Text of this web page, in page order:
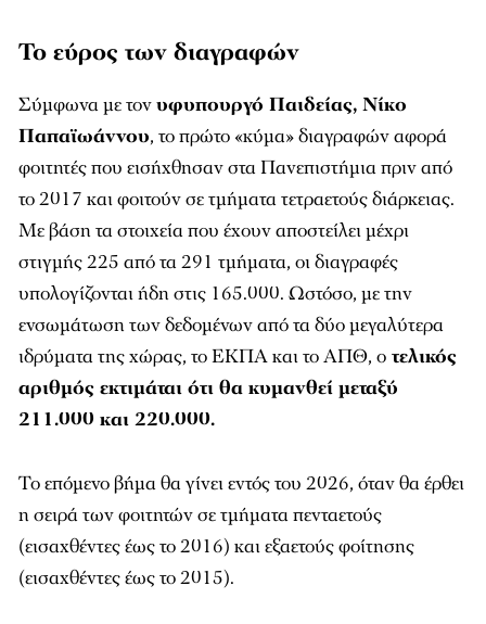
Το εύρος των διαγραφών
Σύμφωνα με τονυφυπουργό Παιδείας, Νίκο
Παπαϊωάννου, το πρώτο «κύμα» διαγραφών αφορά
φοιτητές που εισήχθησαν στα Πανεπιστήμια πριν από
το 2017 και φοιτούν σε τμήματα τετραετούς διάρκειας.
Με βάση τα στοιχεία που έχουν αποστείλει μέχρι
στιγμής 225 από τα 291 τμήματα, οι διαγραφές
υπολογίζονται ήδη στις 165.000. Ωστόσο, με την
ενσωμάτωση των δεδομένων από τα δύο μεγαλύτερα
ιδρύματα της χώρας, το ΕΚΠΑ και το ΑΠΘ, ο τελικός
αριθμός εκτιμάται ότι θα κυμανθεί μεταξύ
211.000 και 220.000.
Το επόμενο βήμα θα γίνει εντός του 2026, όταν θα έρθει
η σειρά των φοιτητών σε τμήματα πενταετούς
(εισαχθέντες έως το 2016) και εξαετούς φοίτησης
(εισαχθέντες έως το 2015).